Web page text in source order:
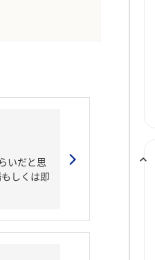
いだと思
しくは即